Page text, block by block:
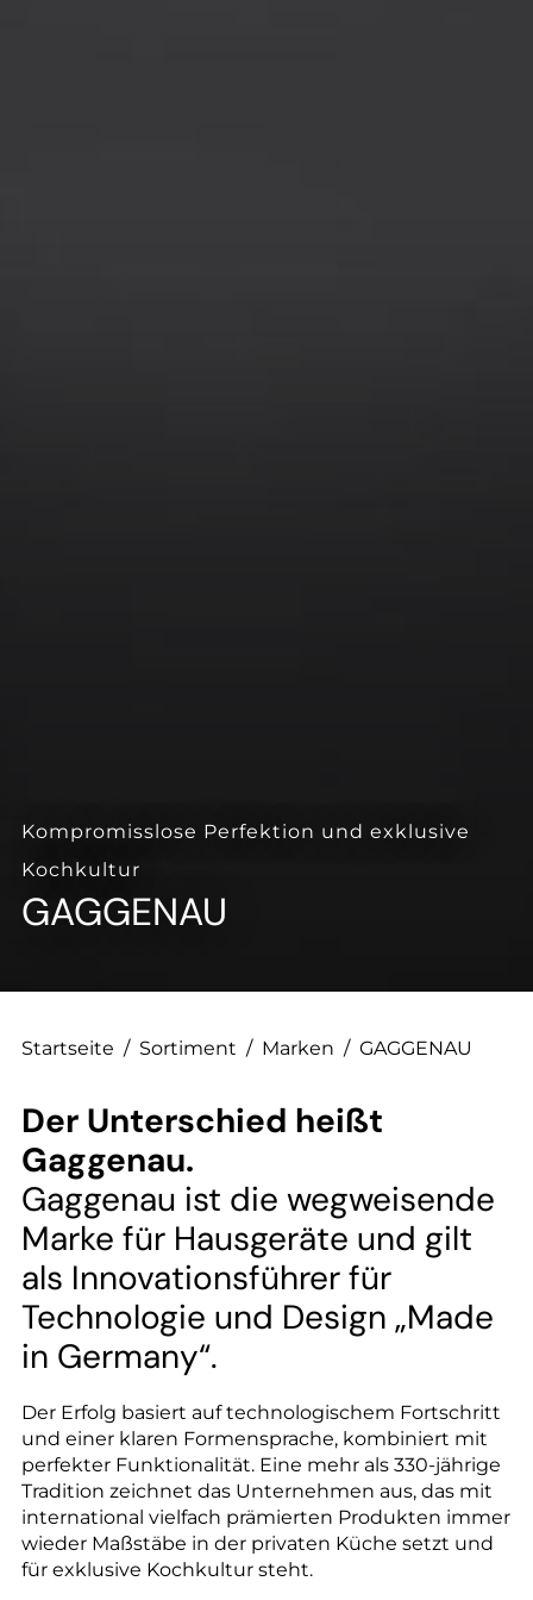
--
--
--
Kompromisslose Perfektion und exklusive
Kochkultur
GAGGENAU
Startseite / Sortiment / Marken / GAGGENAU
Der Unterschied heißt
Gaggenau.
Gaggenau ist die wegweisende
Marke für Hausgeräte und gilt
als Innovationsführer für
Technologie und Design „Made
in Germany“.
Der Erfolg basiert auf technologischem Fortschritt
und einer klaren Formensprache, kombiniert mit
perfekter Funktionalität. Eine mehr als 330-jährige
Tradition zeichnet das Unternehmen aus, das mit
international vielfach prämierten Produkten immer
wieder Maßstäbe in der privaten Küche setzt und
für exklusive Kochkultur steht.